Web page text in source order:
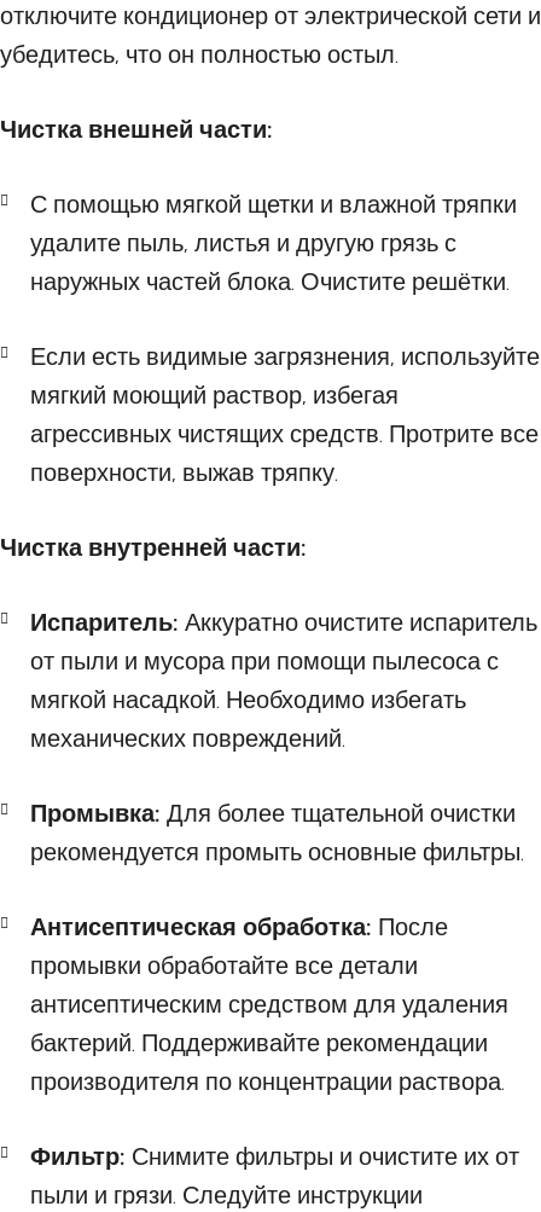
отключите кондиционер от электрической сети и
убедитесь, что он полностью остыл.
Чистка внешней части:
С помощью мягкой щетки и влажной тряпки
удалите пыль, листья и другую грязь с
наружных частей блока. Очистите решётки.
Если есть видимые загрязнения, используйте
мягкий моющий раствор, избегая
агрессивных чистящих средств. Протрите все
поверхности, выжав тряпку.
Чистка внутренней части:
Испаритель: Аккуратно очистите испаритель
от пыли и мусора при помощи пылесоса с
мягкой насадкой. Необходимо избегать
механических повреждений.
Промывка: Для более тщательной очистки
рекомендуется промыть основные фильтры.
Антисептическая обработка: После
промывки обработайте все детали
антисептическим средством для удаления
бактерий. Поддерживайте рекомендации
производителя по концентрации раствора.
Фильтр: Снимите фильтры и очистите их от
пыли и грязи. Следуйте инструкции